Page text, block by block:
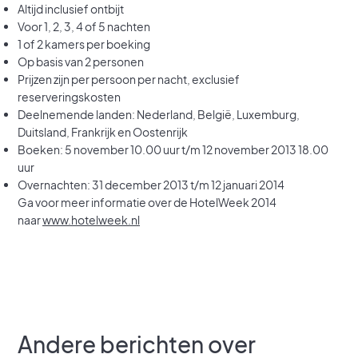
Altijd inclusief ontbijt
Voor 1, 2, 3, 4 of 5 nachten
1 of 2 kamers per boeking
Op basis van 2 personen
Prijzen zijn per persoon per nacht, exclusief
reserveringskosten
Deelnemende landen: Nederland, België, Luxemburg,
Duitsland, Frankrijk en Oostenrijk
Boeken: 5 november 10.00 uur t/m 12 november 2013 18.00
uur
Overnachten: 31 december 2013 t/m 12 januari 2014
Ga voor meer informatie over de HotelWeek 2014
naarwww.hotelweek.nl
Andere berichten over